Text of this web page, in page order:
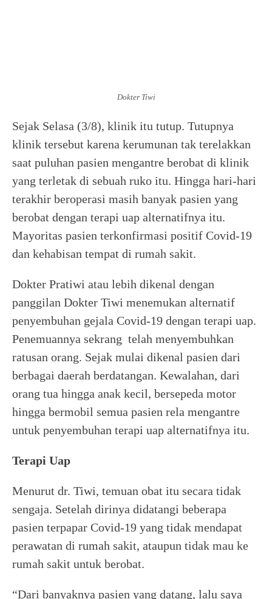
Dokter Tiwi
Sejak Selasa (3/8), klinik itu tutup. Tutupnya
klinik tersebut karena kerumunan tak terelakkan
saat puluhan pasien mengantre berobat di klinik
yang terletak di sebuah ruko itu. Hingga hari-hari
terakhir beroperasi masih banyak pasien yang
berobat dengan terapi uap alternatifnya itu.
Mayoritas pasien terkonfirmasi positif Covid-19
dan kehabisan tempat di rumah sakit.
Dokter Pratiwi atau lebih dikenal dengan
panggilan Dokter Tiwi menemukan alternatif
penyembuhan gejala Covid-19 dengan terapi uap.
Penemuannya sekrang telah menyembuhkan
ratusan orang. Sejak mulai dikenal pasien dari
berbagai daerah berdatangan. Kewalahan, dari
orang tua hingga anak kecil, bersepeda motor
hingga bermobil semua pasien rela mengantre
untuk penyembuhan terapi uap alternatifnya itu.
Terapi Uap
Menurut dr. Tiwi, temuan obat itu secara tidak
sengaja. Setelah dirinya didatangi beberapa
pasien terpapar Covid-19 yang tidak mendapat
perawatan di rumah sakit, ataupun tidak mau ke
rumah sakit untuk berobat.
“Dari banyaknya pasien yang datang, lalu saya